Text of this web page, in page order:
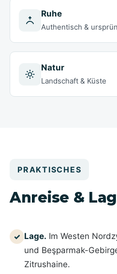
Ruhe
Authentisch &
Natur
Landschaft & Küste
PRAKTISCHES
Anreise &
✓ Lage. Im Westen
und Beşparmak-
Zitrushaine.